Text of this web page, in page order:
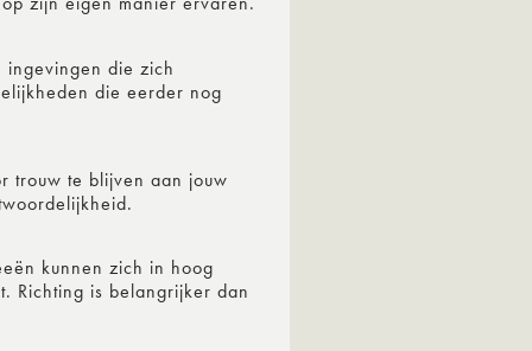
die zich
die eerder nog
trouw te blijven aan jouw
kunnen zich in hoog
Richting is belangrijker dan